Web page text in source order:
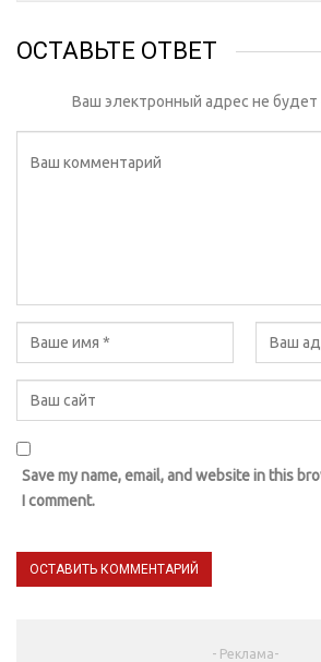
ОСТАВЬТЕ ОТВЕТ
Ваш электронный адрес не будет
Save my name, email, and website in this
I comment.
- Реклама-